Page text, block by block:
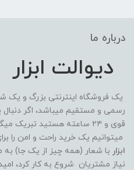
درباره ما
دیوالت ابزار
یک فروشگاه اینترنتی بزرگ و یک
رسمی و مستقیم میباشد، اگر دنبال
قوی و ۲۴ ساعته هستید
میتوانیم یک خرید راحت و امن را
ابزار با شعار (همه چیز از یک جا) به
نیاز مشتریان شروع به کار کرد،